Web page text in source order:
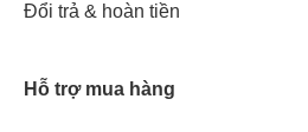
Đổi trả & hoàn tiền
Hỗ trợ mua hàng